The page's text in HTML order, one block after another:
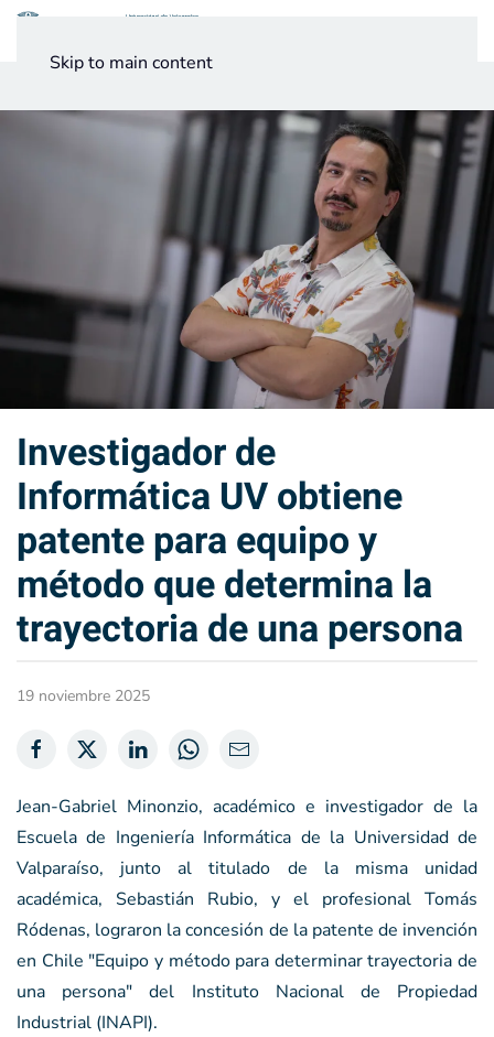
Skip to main content
Investigador de
Informática UV obtiene
patente para equipo y
método que determina la
trayectoria de una persona
19 noviembre 2025
Jean-Gabriel Minonzio, académico e investigador de la
Escuela de Ingeniería Informática de la Universidad de
Valparaíso, junto al titulado de la misma unidad
académica, Sebastián Rubio, y el profesional Tomás
Ródenas, lograron la concesión de la patente de invención
en Chile "Equipo y método para determinar trayectoria de
una persona" del Instituto Nacional de Propiedad
Industrial (INAPI).